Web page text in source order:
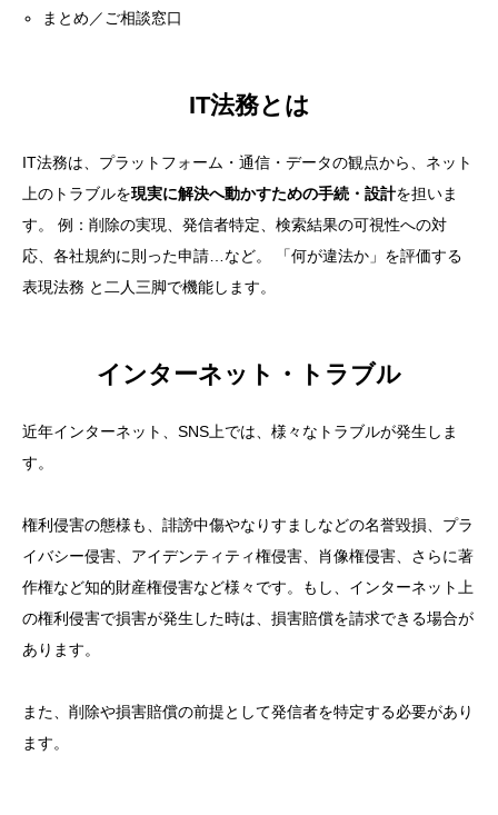
まとめ／ご相談窓口
IT法務とは
IT法務は、プラットフォーム・通信・データの観点から、ネット
上のトラブルを現実に解決へ動かすための手続・設計を担いま
す。 例：削除の実現、発信者特定、検索結果の可視性への対
応、各社規約に則った申請…など。 「何が違法か」を評価する
表現法務 と二人三脚で機能します。
インターネット・トラブル
近年インターネット、SNS上では、様々なトラブルが発生しま
す。
権利侵害の態様も、誹謗中傷やなりすましなどの名誉毀損、プラ
イバシー侵害、アイデンティティ権侵害、肖像権侵害、さらに著
作権など知的財産権侵害など様々です。もし、インターネット上
の権利侵害で損害が発生した時は、損害賠償を請求できる場合が
あります。
また、削除や損害賠償の前提として発信者を特定する必要があり
ます。